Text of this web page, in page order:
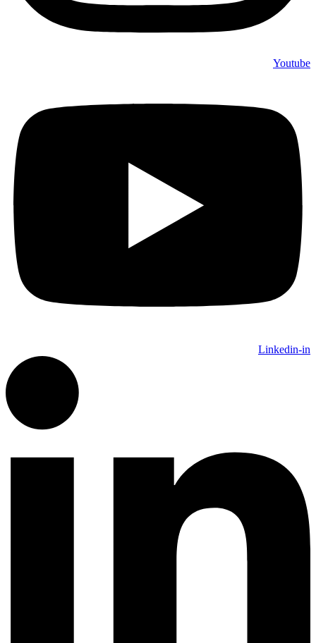
Youtube
Linkedin-in